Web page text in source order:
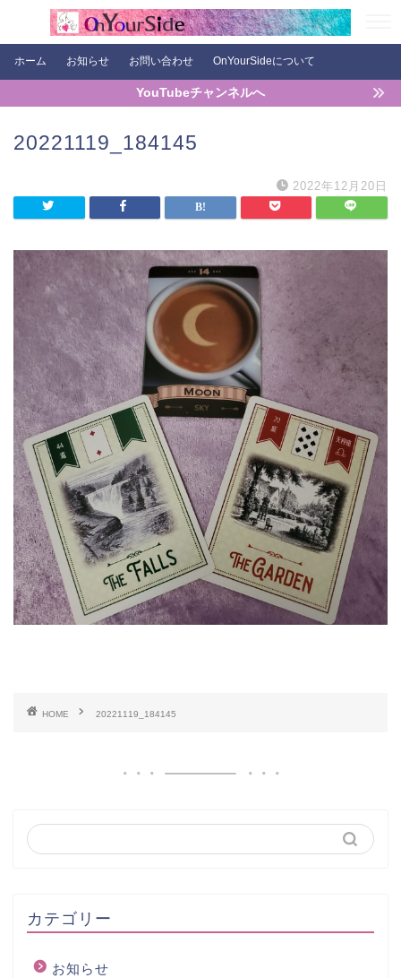
ホーム お知らせ お問い合わせ OnYourSideについて
YouTubeチャンネルへ
20221119_184145
2022年12月20日
HOME 20221119_184145
カテゴリー
お知らせ